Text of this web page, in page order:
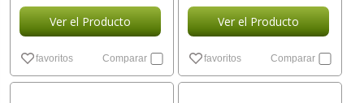
Ver el Producto
favoritos Comparar
Ver el Producto
favoritos Comparar